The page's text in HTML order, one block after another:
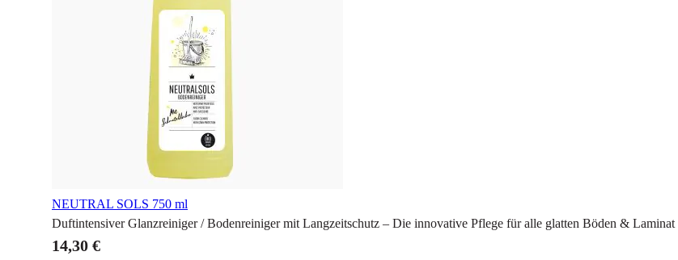
NEUTRAL SOLS 750 ml
Duftintensiver Glanzreiniger / Bodenreiniger mit Langzeitschutz – Die innovative Pflege für alle glatten Böden & Laminat
14,30 €